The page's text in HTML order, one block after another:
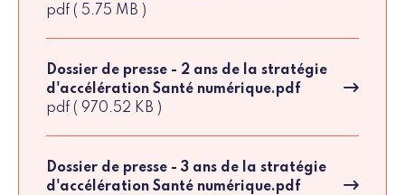
pdf ( 5.75 MB )
Dossier de presse - 2 ans de la stratégie
d'accélération Santé numérique.pdf
pdf ( 970.52 KB )
Dossier de presse - 3 ans de la stratégie
d'accélération Santé numérique.pdf